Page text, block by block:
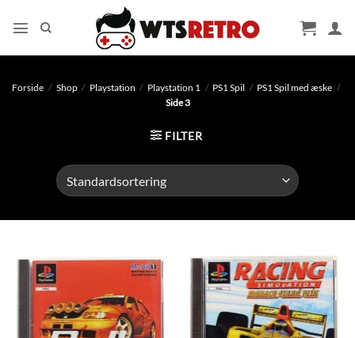
Forside / Shop / Playstation / Playstation 1 / PS1 Spil / PS1 Spil med æske /
Side 3
FILTER